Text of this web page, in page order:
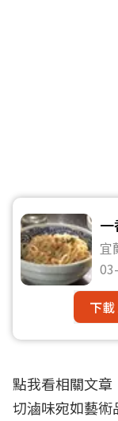
一
宜
下
點我看相關文章
切滷味宛如藝術